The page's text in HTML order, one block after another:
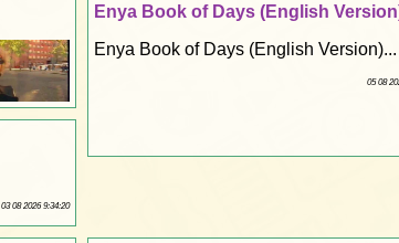
Enya Book of Days (English
Enya Book of Days (English Version)...
05 08
03 08 2026 9:34:20